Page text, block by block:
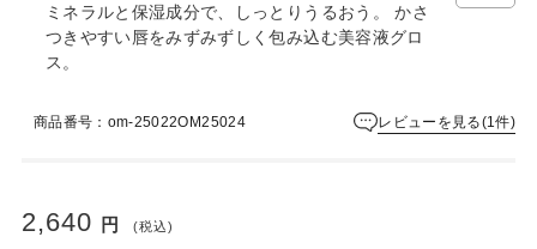
ミネラルと保湿成分で、しっとりうるおう。 かさ
つきやすい唇をみずみずしく包み込む美容液グロ
ス。
商品番号：om-25022OM25024 レビューを見る(1件)
2,640 円 (税込)